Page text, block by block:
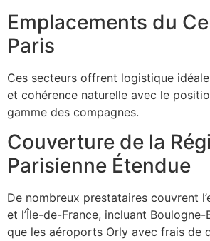
Emplacements du
Paris
Ces secteurs offrent logistique
et cohérence naturelle avec le
gamme des compagnes.
Couverture de la
Parisienne Étendue
De nombreux prestataires couvrent
et l’Île-de-France, incluant
que les aéroports Orly avec frais de